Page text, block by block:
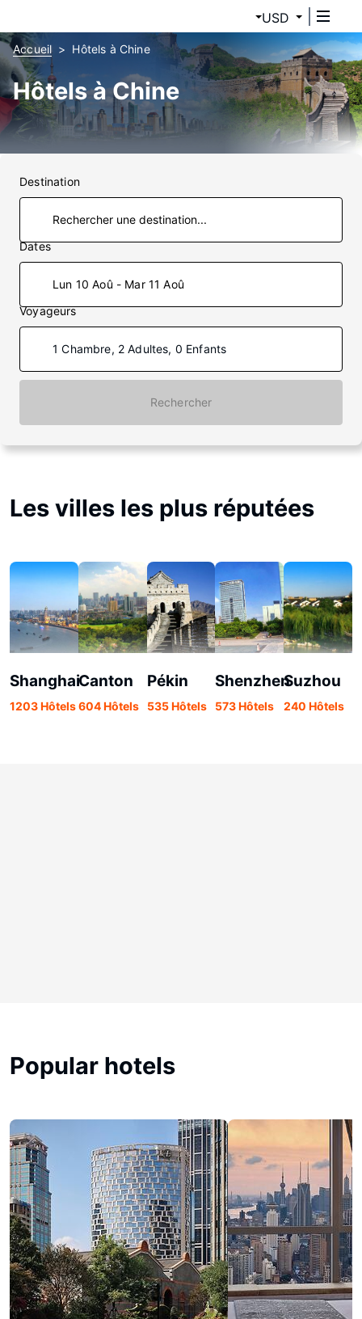
USD
Accueil Hôtels à Chine
Hôtels à Chine
Destination
Dates
Lun 10 Aoû - Mar 11 Aoû
Voyageurs
1 Chambre, 2 Adultes, 0 Enfants
Rechercher
Les villes les plus réputées
Shanghai
1203 Hôtels
Canton
604 Hôtels
Pékin
535 Hôtels
Shenzhen
573 Hôtels
Suzhou
240 Hôtels
Popular hotels